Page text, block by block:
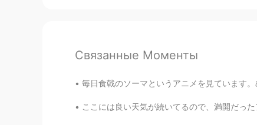
Связанные Моменты
毎日食戟のソーマというアニメを見ています。めぐみちゃんに本当に共感してます！😭
ここには良い天気が続いてるので、満開だったアーモン